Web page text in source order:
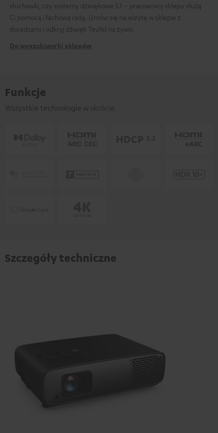
słuchawki, czy systemy dźwiękowe 5.1 – pracownicy sklepu służą
Ci pomocą i fachową radą. Umów się na wizytę w sklepie z
doradcami i odkryj dźwięk Teufel na żywo.
Do wyszukiwarki sklepów
Funkcje
Wszystkie technologie w skrócie
Szczegóły techniczne